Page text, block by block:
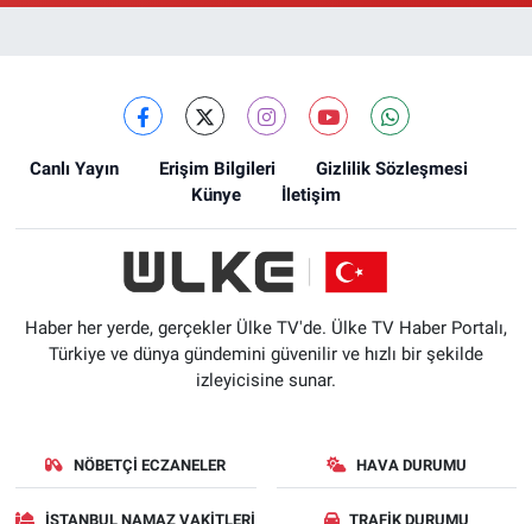
Canlı Yayın Erişim Bilgileri
Gizlilik Sözleşmesi
Künye
İletişim
Haber her yerde, gerçekler Ülke TV'de. Ülke TV Haber Portalı,
Türkiye ve dünya gündemini güvenilir ve hızlı bir şekilde
izleyicisine sunar.
NÖBETÇI ECZANELER HAVA DURUMU
İSTANBUL NAMAZ VAKITLERI TRAFIK DURUMU